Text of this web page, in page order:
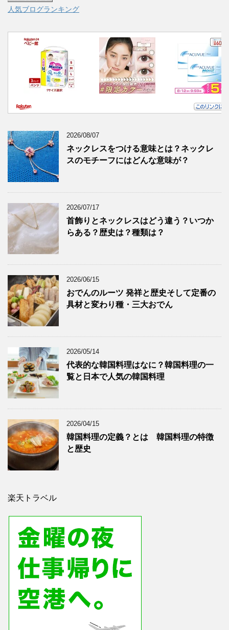
人気ブログランキング
2026/08/07
ネックレスをつける意味とは？ネックレ
スのモチーフにはどんな意味が？
2026/07/17
首飾りとネックレスはどう違う？いつか
らある？歴史は？種類は？
2026/06/15
おでんのルーツ 発祥と歴史そして定番の
具材と変わり種・三大おでん
2026/05/14
代表的な韓国料理はなに？韓国料理の一
覧と日本で人気の韓国料理
2026/04/15
韓国料理の定義？とは 韓国料理の特徴
と歴史
楽天トラベル